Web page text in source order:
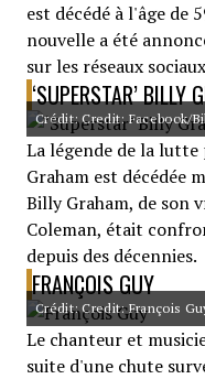
est décédé à l'âge de
nouvelle a été
sur les réseaux
‘SUPERSTAR’ BILLY
Crédit: Credit: Facebook/
La légende de la
Graham est décédée
Billy Graham, de son
Coleman, était
depuis des décennies.
FRANÇOIS GUY
Crédit: Credit: François
Le chanteur et
suite d'une chute